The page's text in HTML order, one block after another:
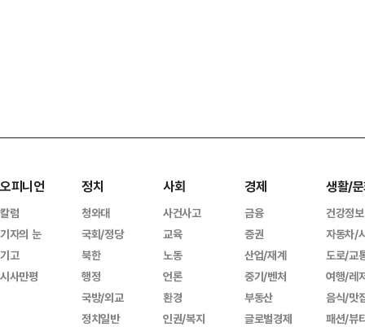
오피니언
칼럼
기자의 눈
기고
시사만평
정치
청와대
국회/정당
북한
행정
국방/외교
정치일반
사회
사건사고
교육
노동
언론
환경
인권/복지
경제
금융
증권
산업/재계
중기/벤처
부동산
글로벌경제
생활/
건강정보
자동차/
도로/교
여행/레
음식/맛
패션/뷰